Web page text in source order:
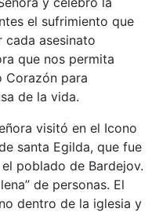
el sufrimiento que
cada asesinato
que nos permita
Corazón para
de la vida.
visitó en el Icono
santa Egilda, que fue
poblado de Bardejov.
de personas. El
dentro de la iglesia y